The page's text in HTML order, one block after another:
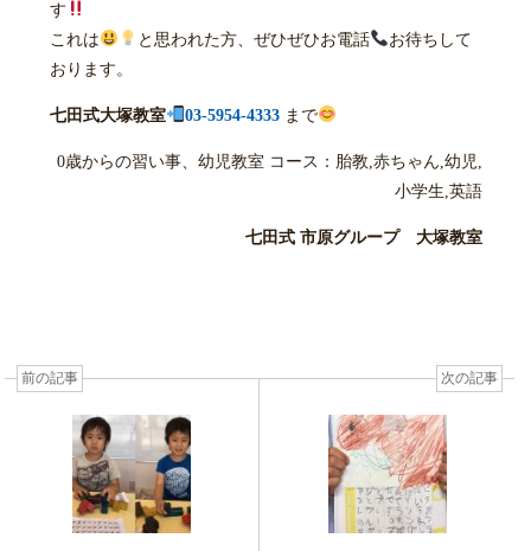
す
これは
と思われた方、ぜひぜひお電話
お待ちして
おります。
七田式大塚教室 03-5954-4333まで
0歳からの習い事、幼児教室 コース：胎教,赤ちゃん,幼児,
小学生,英語
七田式 市原グループ 大塚教室
前の記事 次の記事